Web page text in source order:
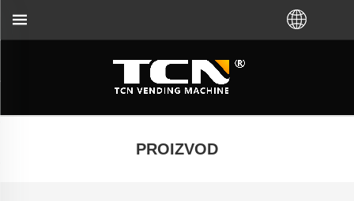
PROIZVOD
smjernice za automat za prodaju i rješavanje